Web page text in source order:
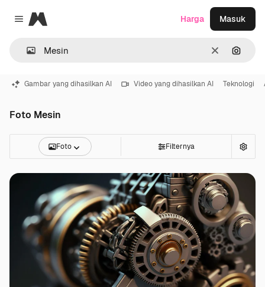
Close menu
Magnific
Jernih
Harga Masuk
Gambar yang dihasilkan AI Video yang dihasilkan AI Teknologi
Foto Mesin
Foto Filternya